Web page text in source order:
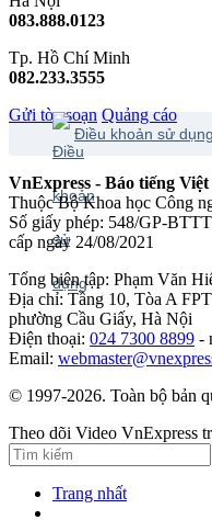
083.888.0123
Tp. Hồ Chí Minh
082.233.3555
Gửi tòa soạn Quảng cáo
Điều khoản sử dụng
VnExpress - Báo tiếng
Thuộc Bộ Khoa học Công
Số giấy phép: 548/GP-
cấp ngày 24/08/2021
Tổng biên tập: Phạm Văn
Địa chỉ: Tầng 10, Tòa A
phường Cầu Giấy, Hà Nội
Điện thoại: 024 7300 8899 -
Email:
© 1997-2026. Toàn bộ bản
Theo dõi Video VnExpress
Trang nhất